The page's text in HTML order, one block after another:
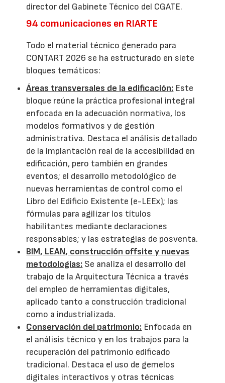
director del Gabinete Técnico del CGATE.
94 comunicaciones en RIARTE
Todo el material técnico generado para
CONTART 2026 se ha estructurado en siete
bloques temáticos:
Áreas transversales de la edificación: Este
bloque reúne la práctica profesional integral
enfocada en la adecuación normativa, los
modelos formativos y de gestión
administrativa. Destaca el análisis detallado
de la implantación real de la accesibilidad en
edificación, pero también en grandes
eventos; el desarrollo metodológico de
nuevas herramientas de control como el
Libro del Edificio Existente (e-LEEx); las
fórmulas para agilizar los títulos
habilitantes mediante declaraciones
responsables; y las estrategias de posventa.
BIM, LEAN, construcción offsite y nuevas
metodologías: Se analiza el desarrollo del
trabajo de la Arquitectura Técnica a través
del empleo de herramientas digitales,
aplicado tanto a construcción tradicional
como a industrializada.
Conservación del patrimonio: Enfocada en
el análisis técnico y en los trabajos para la
recuperación del patrimonio edificado
tradicional. Destaca el uso de gemelos
digitales interactivos y otras técnicas